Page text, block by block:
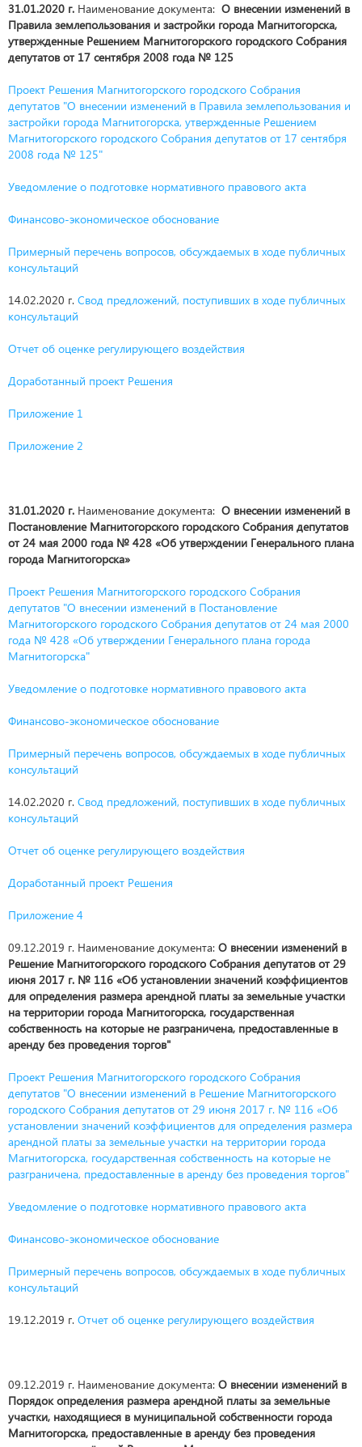
31.01.2020 г. Наименование документа: О внесении изменений в
Правила землепользования и застройки города Магнитогорска,
утвержденные Решением Магнитогорского городского Собрания
депутатов от 17 сентября 2008 года № 125
Проект Решения Магнитогорского городского Собрания
депутатов "О внесении изменений в Правила землепользования и
застройки города Магнитогорска, утвержденные Решением
Магнитогорского городского Собрания депутатов от 17 сентября
2008 года № 125"
Уведомление о подготовке нормативного правового акта
Финансово-экономическое обоснование
Примерный перечень вопросов, обсуждаемых в ходе публичных
консультаций
14.02.2020 г. Свод предложений, поступивших в ходе публичных
консультаций
Отчет об оценке регулирующего воздействия
Доработанный проект Решения
Приложение 1
Приложение 2
31.01.2020 г. Наименование документа: О внесении изменений в
Постановление Магнитогорского городского Собрания депутатов
от 24 мая 2000 года № 428 «Об утверждении Генерального плана
города Магнитогорска»
Проект Решения Магнитогорского городского Собрания
депутатов "О внесении изменений в Постановление
Магнитогорского городского Собрания депутатов от 24 мая 2000
года № 428 «Об утверждении Генерального плана города
Магнитогорска"
Уведомление о подготовке нормативного правового акта
Финансово-экономическое обоснование
Примерный перечень вопросов, обсуждаемых в ходе публичных
консультаций
14.02.2020 г. Свод предложений, поступивших в ходе публичных
консультаций
Отчет об оценке регулирующего воздействия
Доработанный проект Решения
Приложение 4
09.12.2019 г. Наименование документа: О внесении изменений в
Решение Магнитогорского городского Собрания депутатов от 29
июня 2017 г. № 116 «Об установлении значений коэффициентов
для определения размера арендной платы за земельные участки
на территории города Магнитогорска, государственная
собственность на которые не разграничена, предоставленные в
аренду без проведения торгов"
Проект Решения Магнитогорского городского Собрания
депутатов "О внесении изменений в Решение Магнитогорского
городского Собрания депутатов от 29 июня 2017 г. № 116 «Об
установлении значений коэффициентов для определения размера
арендной платы за земельные участки на территории города
Магнитогорска, государственная собственность на которые не
разграничена, предоставленные в аренду без проведения торгов"
Уведомление о подготовке нормативного правового акта
Финансово-экономическое обоснование
Примерный перечень вопросов, обсуждаемых в ходе публичных
консультаций
19.12.2019 г. Отчет об оценке регулирующего воздействия
09.12.2019 г. Наименование документа: О внесении изменений в
Порядок определения размера арендной платы за земельные
участки, находящиеся в муниципальной собственности города
Магнитогорска, предоставленные в аренду без проведения